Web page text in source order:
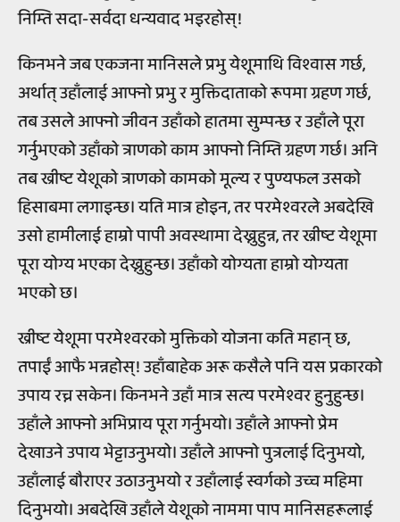
निम्ति सदा-सर्वदा धन्यवाद भइरहोस्!
किनभने जब एकजना मानिसले प्रभु येशूमाथि विश्वास गर्छ,
अर्थात् उहाँलाई आफ्नो प्रभु र मुक्तिदाताको रूपमा ग्रहण गर्छ,
तब उसले आफ्नो जीवन उहाँको हातमा सुम्पन्छ र उहाँले पूरा
गर्नुभएको उहाँको त्राणको काम आफ्नो निम्ति ग्रहण गर्छ। अनि
तब ख्रीष्ट येशूको त्राणको कामको मूल्य र पुण्यफल उसको
हिसाबमा लगाइन्छ। यति मात्र होइन, तर परमेश्वरले अबदेखि
उसो हामीलाई हाम्रो पापी अवस्थामा देख्नुहुन्न, तर ख्रीष्ट येशूमा
पूरा योग्य भएका देख्नुहुन्छ। उहाँको योग्यता हाम्रो योग्यता
भएको छ।
ख्रीष्ट येशूमा परमेश्वरको मुक्तिको योजना कति महान् छ,
तपाईं आफै भन्नहोस्! उहाँबाहेक अरू कसैले पनि यस प्रकारको
उपाय रच्न सकेन। किनभने उहाँ मात्र सत्य परमेश्वर हुनुहुन्छ।
उहाँले आफ्नो अभिप्राय पूरा गर्नुभयो। उहाँले आफ्नो प्रेम
देखाउने उपाय भेट्टाउनुभयो। उहाँले आफ्नो पुत्रलाई दिनुभयो,
उहाँलाई बौराएर उठाउनुभयो र उहाँलाई स्वर्गको उच्च महिमा
दिनुभयो। अबदेखि उहाँले येशूको नाममा पाप मानिसहरूलाई